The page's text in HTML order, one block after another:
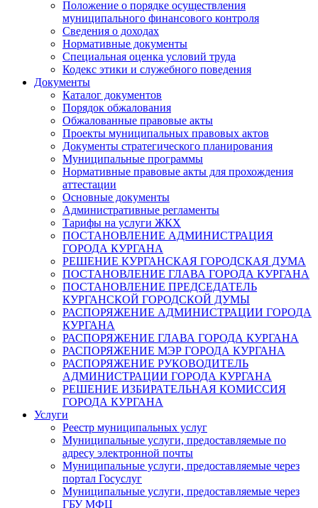
Положение о порядке осуществления
муниципального финансового контроля
Сведения о доходах
Нормативные документы
Специальная оценка условий труда
Кодекс этики и служебного поведения
Документы
Каталог документов
Порядок обжалования
Обжалованные правовые акты
Проекты муниципальных правовых актов
Документы стратегического планирования
Муниципальные программы
Нормативные правовые акты для прохождения
аттестации
Основные документы
Административные регламенты
Тарифы на услуги ЖКХ
ПОСТАНОВЛЕНИЕ АДМИНИСТРАЦИЯ
ГОРОДА КУРГАНА
РЕШЕНИЕ КУРГАНСКАЯ ГОРОДСКАЯ ДУМА
ПОСТАНОВЛЕНИЕ ГЛАВА ГОРОДА КУРГАНА
ПОСТАНОВЛЕНИЕ ПРЕДСЕДАТЕЛЬ
КУРГАНСКОЙ ГОРОДСКОЙ ДУМЫ
РАСПОРЯЖЕНИЕ АДМИНИСТРАЦИИ ГОРОДА
КУРГАНА
РАСПОРЯЖЕНИЕ ГЛАВА ГОРОДА КУРГАНА
РАСПОРЯЖЕНИЕ МЭР ГОРОДА КУРГАНА
РАСПОРЯЖЕНИЕ РУКОВОДИТЕЛЬ
АДМИНИСТРАЦИИ ГОРОДА КУРГАНА
РЕШЕНИЕ ИЗБИРАТЕЛЬНАЯ КОМИССИЯ
ГОРОДА КУРГАНА
Услуги
Реестр муниципальных услуг
Муниципальные услуги, предоставляемые по
адресу электронной почты
Муниципальные услуги, предоставляемые через
портал Госуслуг
Муниципальные услуги, предоставляемые через
ГБУ МФЦ